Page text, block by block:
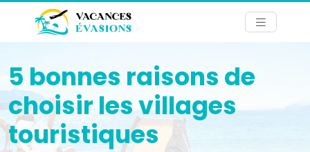
5 bonnes raisons de
choisir les villages
touristiques